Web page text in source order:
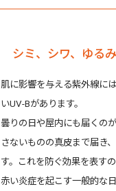
シミ、シワ、ゆる
肌に影響を与える紫外線に
いUV-Bがあります。
曇りの日や屋内にも届くの
さないものの真皮まで届き
す。これを防ぐ効果を表すの
赤い炎症を起こす一般的な